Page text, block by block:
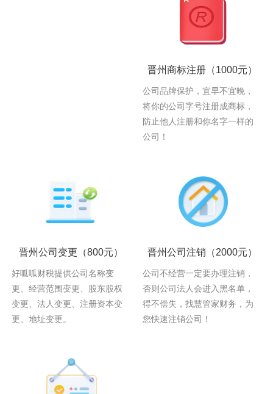
晋州商标注册（1000元）
公司品牌保护，宜早不宜晚，
将你的公司字号注册成商标，
防止他人注册和你名字一样的
公司！
晋州公司变更 （800元）
好呱呱财税提供公司名称变
更、经营范围变更、股东股权
变更、法人变更、注册资本变
更、地址变更。
晋州公司注销 （2000元）
公司不经营一定要办理注销，
否则公司法人会进入黑名单，
得不偿失，找慧管家财务，为
您快速注销公司！